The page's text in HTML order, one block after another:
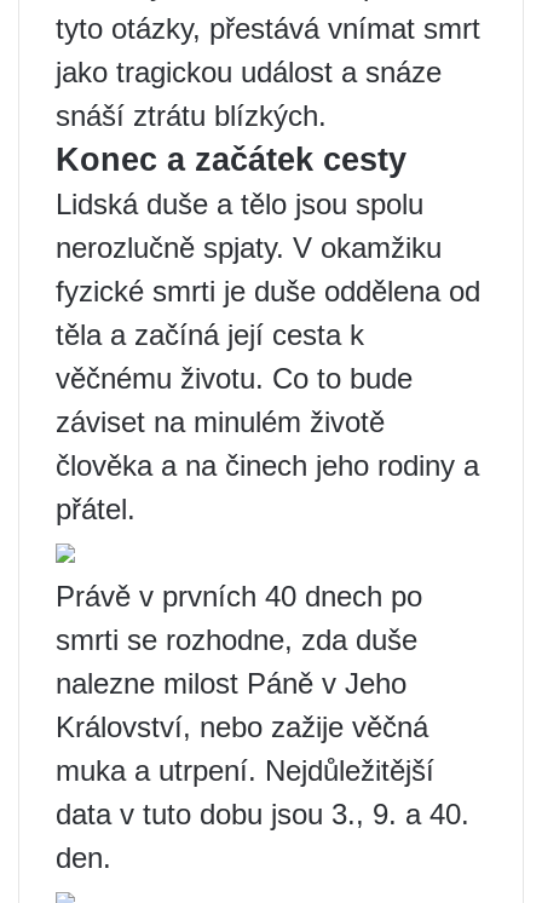
tyto otázky, přestává vnímat smrt
jako tragickou událost a snáze
snáší ztrátu blízkých.
Konec a začátek cesty
Lidská duše a tělo jsou spolu
nerozlučně spjaty. V okamžiku
fyzické smrti je duše oddělena od
těla a začíná její cesta k
věčnému životu. Co to bude
záviset na minulém životě
člověka a na činech jeho rodiny a
přátel.
Právě v prvních 40 dnech po
smrti se rozhodne, zda duše
nalezne milost Páně v Jeho
Království, nebo zažije věčná
muka a utrpení. Nejdůležitější
data v tuto dobu jsou 3., 9. a 40.
den.